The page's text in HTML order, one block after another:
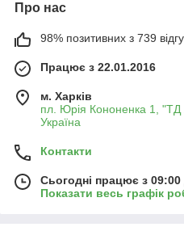
Про нас
98% позитивних з 739
Працює з 22.01.2016
м. Харків
пл. Юрія Кононенка 1,
Україна
Контакти
Сьогодні працює з
Показати весь графік